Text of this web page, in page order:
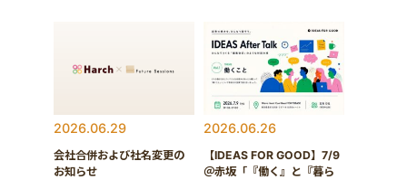
2026.06.29
会社合併および社名変更の
お知らせ
2026.06.26
【IDEAS FOR GOOD】7/9
＠赤坂「『働く』と『暮ら